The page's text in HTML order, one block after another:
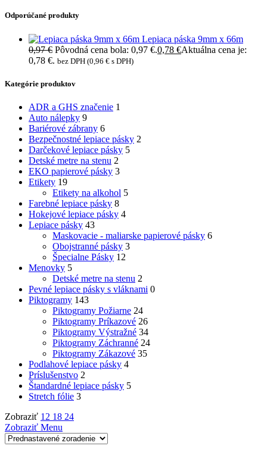
Odporúčané produkty
Lepiaca páska 9mm x 66m
0,97€ Pôvodná cena bola: 0,97 €.0,78 €Aktuálna cena je:
0,78 €. bez DPH (0,96 € s DPH)
Kategórie produktov
ADR a GHS značenie 1
Auto nálepky 9
Bariérové zábrany 6
Bezpečnostné lepiace pásky 2
Darčekové lepiace pásky 5
Detské metre na stenu 2
EKO papierové pásky 3
Etikety 19
Etikety na alkohol 5
Farebné lepiace pásky 8
Hokejové lepiace pásky 4
Lepiace pásky 43
Maskovacie - maliarske papierové pásky 6
Obojstranné pásky 3
Špecialne Pásky 12
Menovky 5
Detské metre na stenu 2
Pevné lepiace pásky s vláknami 0
Piktogramy 143
Piktogramy Požiarne 24
Piktogramy Príkazové 26
Piktogramy Výstražné 34
Piktogramy Záchranné 24
Piktogramy Zákazové 35
Podlahové lepiace pásky 4
Príslušenstvo 2
Štandardné lepiace pásky 5
Stretch fólie 3
Zobraziť 12 18 24
Zobraziť Menu